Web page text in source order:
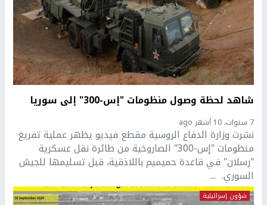
شاهد لحظة وصول منظومات "إس-300" إلى سوريا
7 سنوات، 10 أشهر ago
نشرت وزارة الدفاع الروسية مقطع فيديو يظهر عملية تفريغ
منظومات "إس-300" الصاروخية من طائرة نقل عسكرية
"رسلان" في قاعدة حميميم باللاذقية، قبل تسليمها للجيش
السوري. ...
شؤون إسرائيلية